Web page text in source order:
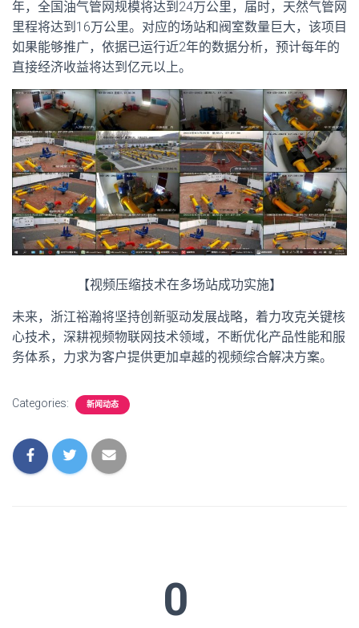
年，全国油气管网规模将达到24万公里，届时，天然气管网
里程将达到16万公里。对应的场站和阀室数量巨大，该项目
如果能够推广，依据已运行近2年的数据分析，预计每年的
直接经济收益将达到亿元以上。
【视频压缩技术在多场站成功实施】
未来，浙江裕瀚将坚持创新驱动发展战略，着力攻克关键核
心技术，深耕视频物联网技术领域，不断优化产品性能和服
务体系，力求为客户提供更加卓越的视频综合解决方案。
Categories: 新闻动态
0